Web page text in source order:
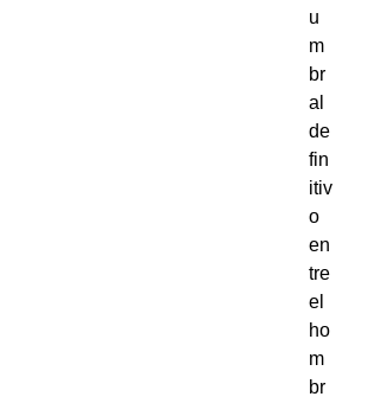
u
m
br
al
de
fin
itiv
o
en
tre
el
ho
m
br